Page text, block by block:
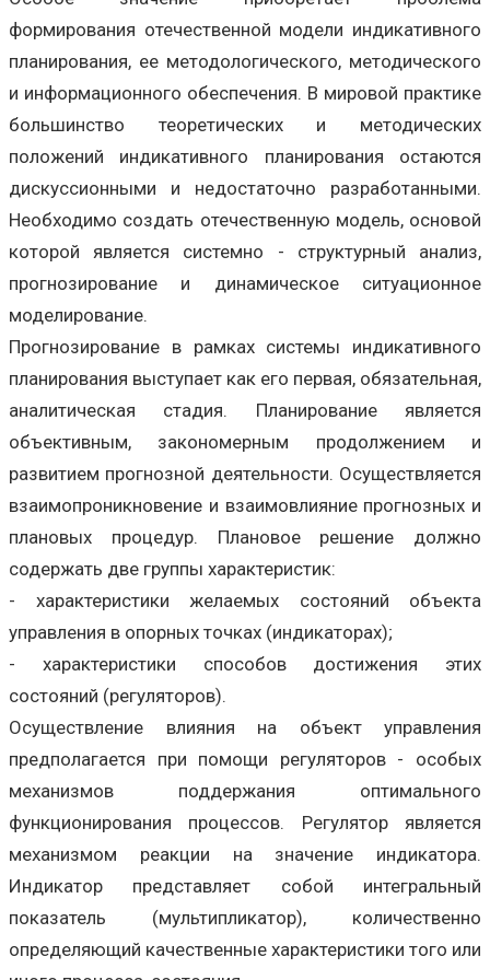
формирования отечественной модели индикативного
планирования, ее методологического, методического
и информационного обеспечения. В мировой практике
большинство теоретических и методических
положений индикативного планирования остаются
дискуссионными и недостаточно разработанными.
Необходимо создать отечественную модель, основой
которой является системно - структурный анализ,
прогнозирование и динамическое ситуационное
моделирование.
Прогнозирование в рамках системы индикативного
планирования выступает как его первая, обязательная,
аналитическая стадия. Планирование является
объективным, закономерным продолжением и
развитием прогнозной деятельности. Осуществляется
взаимопроникновение и взаимовлияние прогнозных и
плановых процедур. Плановое решение должно
содержать две группы характеристик:
- характеристики желаемых состояний объекта
управления в опорных точках (индикаторах);
- характеристики способов достижения этих
состояний (регуляторов).
Осуществление влияния на объект управления
предполагается при помощи регуляторов - особых
механизмов поддержания оптимального
функционирования процессов. Регулятор является
механизмом реакции на значение индикатора.
Индикатор представляет собой интегральный
показатель (мультипликатор), количественно
определяющий качественные характеристики того или